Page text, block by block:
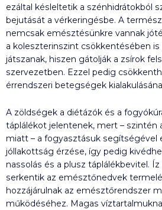
ezáltal késleltetik a szénhidrátokból
bejutását a vérkeringésbe. A
nemcsak emésztésünkre vannak
a koleszterinszint csökkentésében
játszanak, hiszen gátolják a zsírok
szervezetben. Ezzel pedig
érrendszeri betegségek
A zöldségek a diétázók és a
táplálékot jelentenek, mert – szintén
miatt – a fogyasztásuk segítségével
jóllakottság érzése, így pedig
nassolás és a plusz táplálékbevitel.
serkentik az emésztőnedvek
hozzájárulnak az emésztőrendszer
működéséhez. Magas